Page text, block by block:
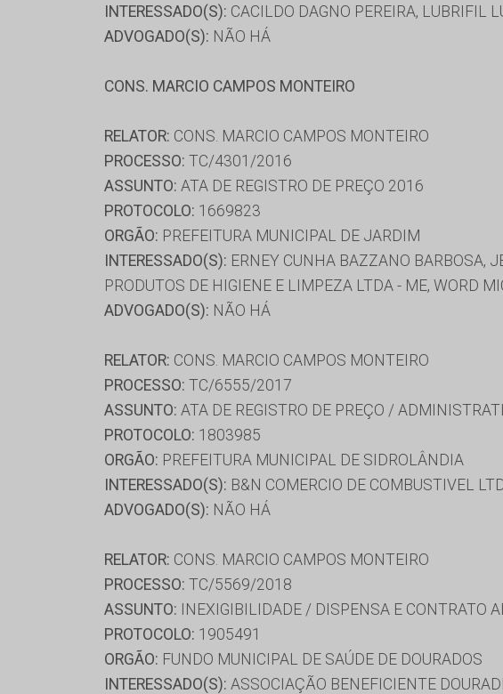
INTERESSADO(S): CACILDO DAGNO PEREIRA, LUBRIFIL
ADVOGADO(S): NÃO HÁ
CONS. MARCIO CAMPOS MONTEIRO
RELATOR: CONS. MARCIO CAMPOS MONTEIRO
PROCESSO: TC/4301/2016
ASSUNTO: ATA DE REGISTRO DE PREÇO 2016
PROTOCOLO: 1669823
ORGÃO: PREFEITURA MUNICIPAL DE JARDIM
INTERESSADO(S): ERNEY CUNHA BAZZANO BARBOSA,
PRODUTOS DE HIGIENE E LIMPEZA LTDA - ME, WORD
ADVOGADO(S): NÃO HÁ
RELATOR: CONS. MARCIO CAMPOS MONTEIRO
PROCESSO: TC/6555/2017
ASSUNTO: ATA DE REGISTRO DE PREÇO /
PROTOCOLO: 1803985
ORGÃO: PREFEITURA MUNICIPAL DE SIDROLÂNDIA
INTERESSADO(S): B&N COMERCIO DE COMBUSTIVEL
ADVOGADO(S): NÃO HÁ
RELATOR: CONS. MARCIO CAMPOS MONTEIRO
PROCESSO: TC/5569/2018
ASSUNTO: INEXIGIBILIDADE / DISPENSA E CONTRATO
PROTOCOLO: 1905491
ORGÃO: FUNDO MUNICIPAL DE SAÚDE DE DOURADOS
INTERESSADO(S): ASSOCIAÇÃO BENEFICIENTE